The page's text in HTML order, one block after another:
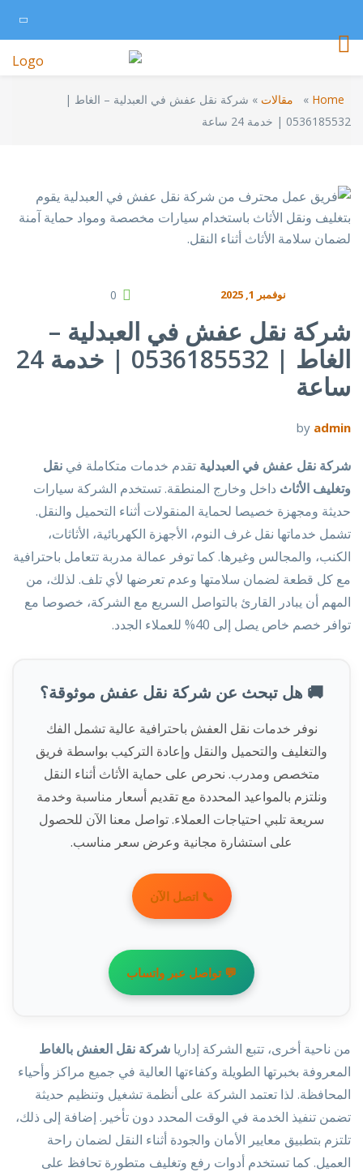
Home
» مقالات » شركة نقل عفش في العبدلية – الغاط |
0536185532 | خدمة 24 ساعة
نوفمبر 1, 2025 0
شركة نقل عفش في العبدلية –
الغاط | 0536185532 | خدمة 24
ساعة
by admin
شركة نقل عفش في العبدلية تقدم خدمات متكاملة في نقل
وتغليف الأثاث داخل وخارج المنطقة. تستخدم الشركة سيارات
حديثة ومجهزة خصيصا لحماية المنقولات أثناء التحميل والنقل.
تشمل خدماتها نقل غرف النوم، الأجهزة الكهربائية، الأثاثات،
الكنب، والمجالس وغيرها. كما توفر عمالة مدربة تتعامل باحترافية
مع كل قطعة لضمان سلامتها وعدم تعرضها لأي تلف. لذلك، من
المهم أن يبادر القارئ بالتواصل السريع مع الشركة، خصوصا مع
توافر خصم خاص يصل إلى 40% للعملاء الجدد.
🚚 هل تبحث عن شركة نقل عفش موثوقة؟
نوفر خدمات نقل العفش باحترافية عالية تشمل الفك
والتغليف والتحميل والنقل وإعادة التركيب بواسطة فريق
متخصص ومدرب. نحرص على حماية الأثاث أثناء النقل
ونلتزم بالمواعيد المحددة مع تقديم أسعار مناسبة وخدمة
سريعة تلبي احتياجات العملاء. تواصل معنا الآن للحصول
على استشارة مجانية وعرض سعر مناسب.
📞 اتصل الآن
💬 تواصل عبر واتساب
من ناحية أخرى، تتبع الشركة إداريا شركة نقل العفش بالغاط
المعروفة بخبرتها الطويلة وكفاءتها العالية في جميع مراكز وأحياء
المحافظة. لذا تعتمد الشركة على أنظمة تشغيل وتنظيم حديثة
تضمن تنفيذ الخدمة في الوقت المحدد دون تأخير. إضافة إلى ذلك،
تلتزم بتطبيق معايير الأمان والجودة أثناء النقل لضمان راحة
العميل. كما تستخدم أدوات رفع وتغليف متطورة تحافظ على